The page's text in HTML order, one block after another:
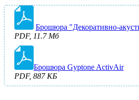
Брошюра "Декоративно-
PDF, 11.7 Мб
Брошюра Gyptone ActivAir
PDF, 887 КБ